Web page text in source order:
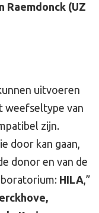
Raemdonck (UZ
uitvoeren
weefseltype van
zijn.
door kan gaan,
donor en van de
HILA,”